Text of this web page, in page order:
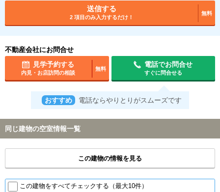
送信する
2 項目のみ入力するだけ！
無料
不動産会社にお問合せ
見学予約する
内見・お店訪問の相談
無料
電話でお問合せ
すぐに問合せる
おすすめ 電話ならやりとりがスムーズです
同じ建物の空室情報一覧
この建物の情報を見る
この建物をすべてチェックする（最大10件）